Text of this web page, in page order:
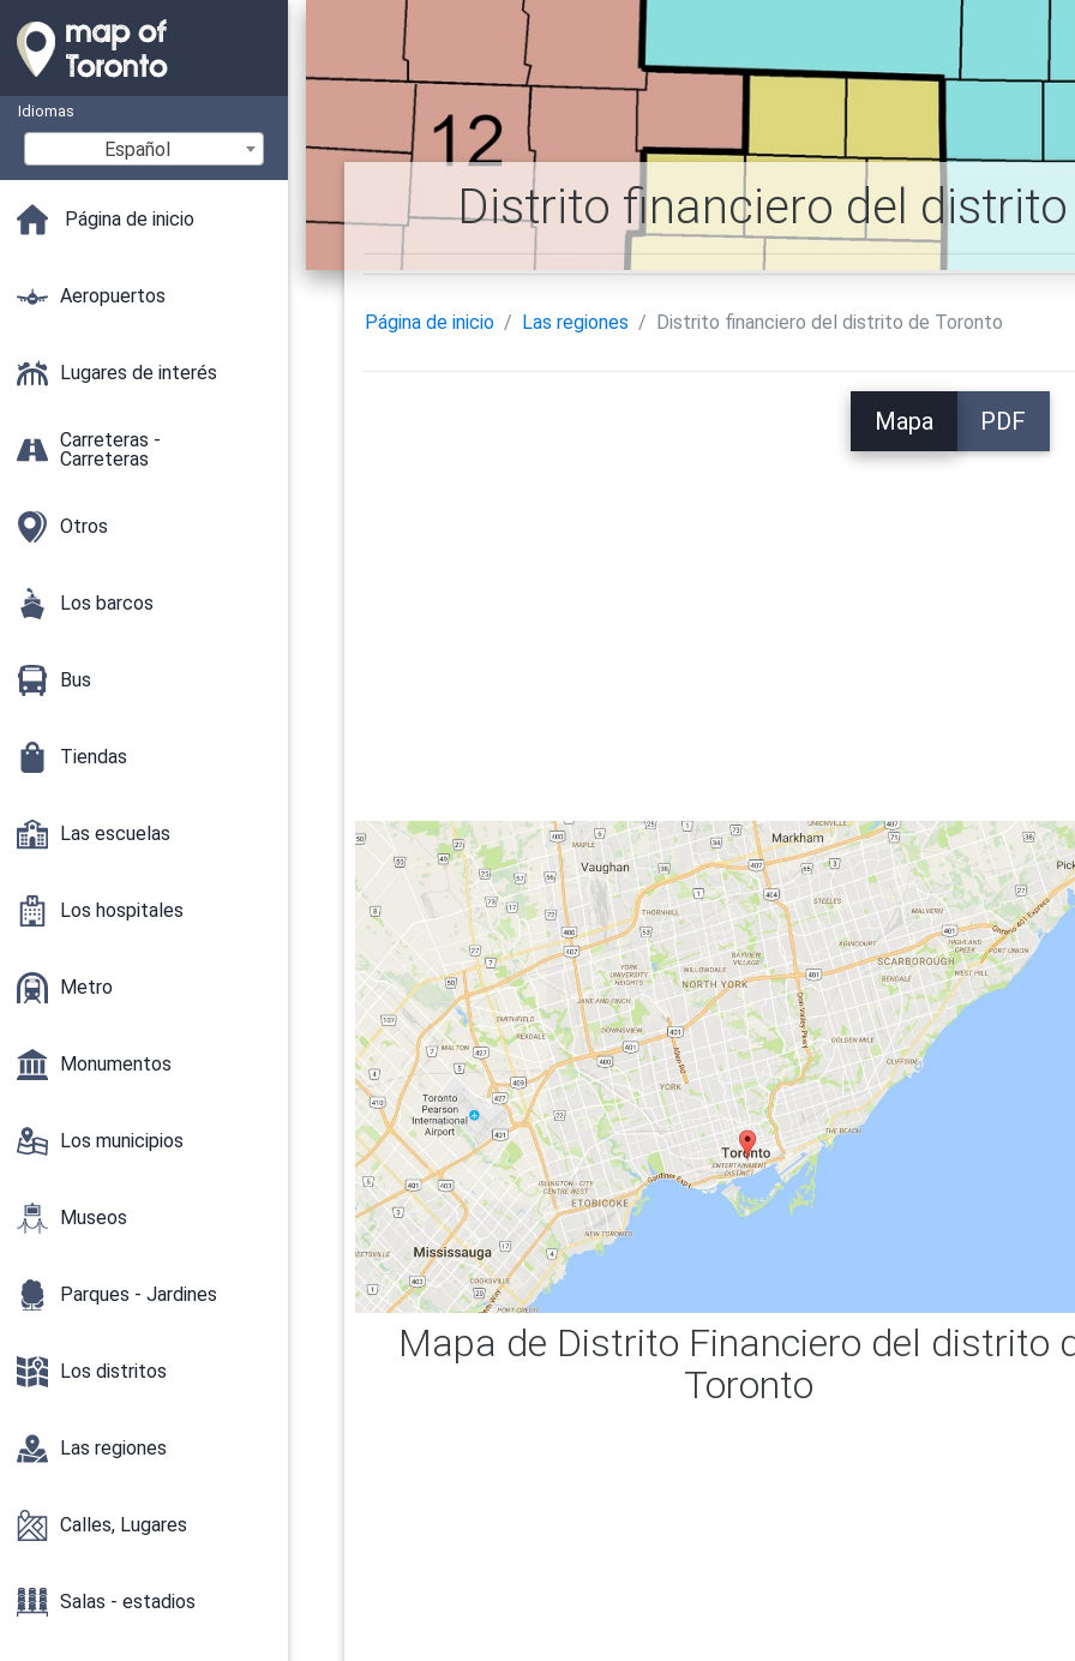
Idiomas
Español
Página de inicio
Aeropuertos
Lugares de interés
Carreteras -
Carreteras
Otros
Los barcos
Bus
Tiendas
Las escuelas
Los hospitales
Metro
Monumentos
Los municipios
Museos
Parques - Jardines
Los distritos
Las regiones
Calles, Lugares
Salas - estadios
Distrito financiero del
Página de inicio Las regiones Distrito financiero del distrito de Toronto
Mapa PDF
Mapa de Distrito Financiero del distrito
Toronto